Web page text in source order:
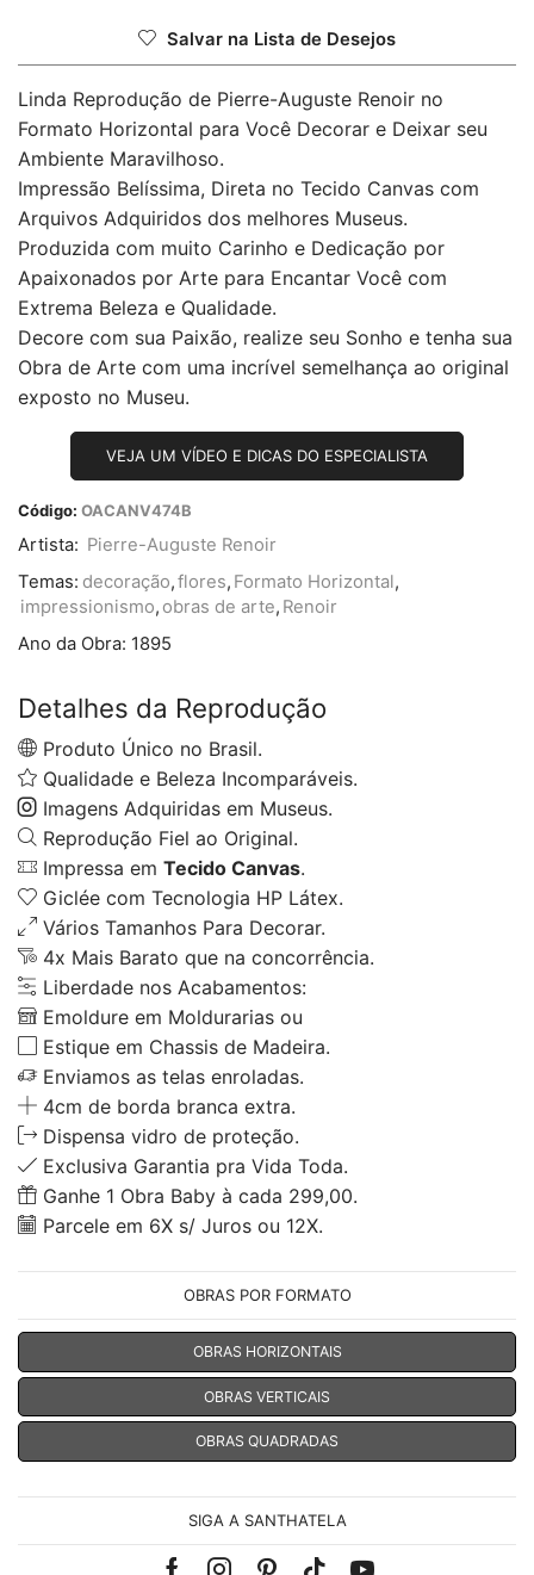
Salvar na Lista de Desejos
Linda Reprodução de Pierre-Auguste Renoir no
Formato Horizontal para Você Decorar e Deixar seu
Ambiente Maravilhoso.
Impressão Belíssima, Direta no Tecido Canvas com
Arquivos Adquiridos dos melhores Museus.
Produzida com muito Carinho e Dedicação por
Apaixonados por Arte para Encantar Você com
Extrema Beleza e Qualidade.
Decore com sua Paixão, realize seu Sonho e tenha sua
Obra de Arte com uma incrível semelhança ao original
exposto no Museu.
VEJA UM VÍDEO E DICAS DO ESPECIALISTA
Código: OACANV474B
Artista: Pierre-Auguste Renoir
Temas: decoração,flores, Formato Horizontal,
impressionismo, obras de arte, Renoir
Ano da Obra: 1895
Detalhes da Reprodução
Produto Único no Brasil.
Qualidade e Beleza Incomparáveis.
Imagens Adquiridas em Museus.
Reprodução Fiel ao Original.
Impressa em Tecido Canvas.
Giclée com Tecnologia HP Látex.
Vários Tamanhos Para Decorar.
4x Mais Barato que na concorrência.
Liberdade nos Acabamentos:
Emoldure em Moldurarias ou
Estique em Chassis de Madeira.
Enviamos as telas enroladas.
4cm de borda branca extra.
Dispensa vidro de proteção.
Exclusiva Garantia pra Vida Toda.
Ganhe 1 Obra Baby à cada 299,00.
Parcele em 6X s/ Juros ou 12X.
OBRAS POR FORMATO
OBRAS HORIZONTAIS
OBRAS VERTICAIS
OBRAS QUADRADAS
SIGA A SANTHATELA